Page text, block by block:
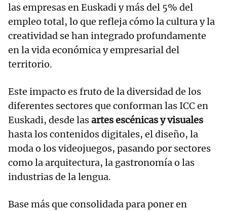
las empresas en Euskadi y más del 5% del
empleo total, lo que refleja cómo la cultura y la
creatividad se han integrado profundamente
en la vida económica y empresarial del
territorio.
Este impacto es fruto de la diversidad de los
diferentes sectores que conforman las ICC en
Euskadi, desde lasartes escénicas y visuales
hasta los contenidos digitales, el diseño, la
moda o los videojuegos, pasando por sectores
como la arquitectura, la gastronomía o las
industrias de la lengua.
Base más que consolidada para poner en